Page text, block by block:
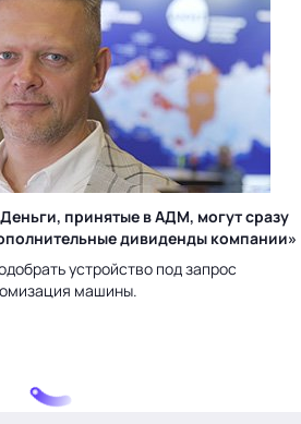
принятые в АДМ, могут сразу
дивиденды компании»
устройство под запрос
машины.